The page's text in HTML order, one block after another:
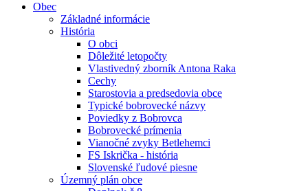
Obec
Základné informácie
História
O obci
Dôležité letopočty
Vlastivedný zborník Antona Raka
Cechy
Starostovia a predsedovia obce
Typické bobrovecké názvy
Poviedky z Bobrovca
Bobrovecké prímenia
Vianočné zvyky Betlehemci
FS Iskrička - história
Slovenské ľudové piesne
Územný plán obce